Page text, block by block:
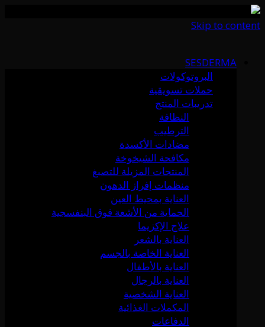
Skip to content
SESDERMA
البروتوكولات
حملات تسويقية
تدريبات المنتج
النظافة
الترطيب
مضادات الأكسدة
مكافحة الشيخوخة
المنتجات المزيلة للتصبغ
منظمات إفراز الدهون
العناية بمحيط العين
الحماية من الأشعة فوق البنفسجية
علاج الإكزيما
العناية بالشعر
العناية الخاصة بالجسم
العناية بالأطفال
العناية بالرجال
العناية الشخصية
المكملات الغذائية
الدفاعات